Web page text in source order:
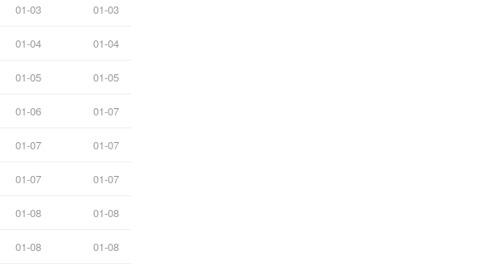
01-03 01-03
01-04 01-04
01-05 01-05
01-06 01-07
01-07 01-07
01-07 01-07
01-08 01-08
01-08 01-08